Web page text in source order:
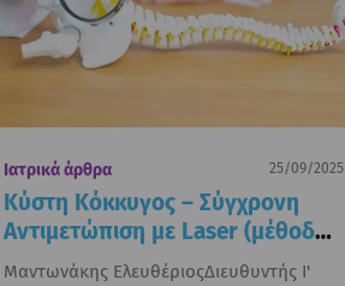
Ιατρικά άρθρα 25/09/2025
Κύστη Κόκκυγος – Σύγχρονη
Αντιμετώπιση με Laser (μέθοδος
SiLaC)
Μαντωνάκης ΕλευθέριοςΔιευθυντής Ι'